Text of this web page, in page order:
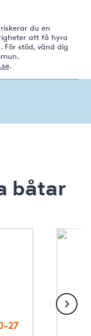
du en
att få hyra
stöd, vänd dig
.
båtar
27